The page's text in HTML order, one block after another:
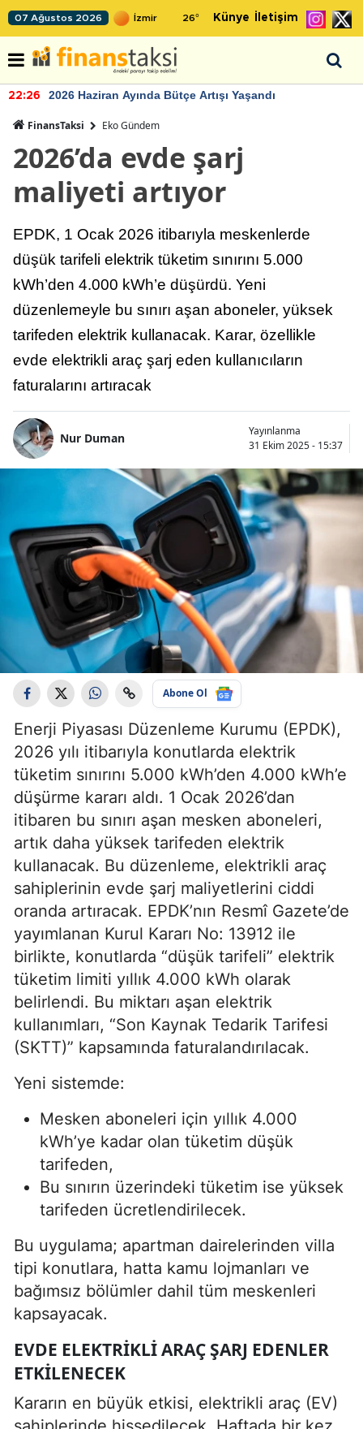
07 Ağustos 2026 26° Künye İletişim
22:26 2026 Haziran Ayında Bütçe Artışı Yaşandı
FinansTaksi Eko Gündem
2026’da evde şarj
maliyeti artıyor
EPDK, 1 Ocak 2026 itibarıyla meskenlerde
düşük tarifeli elektrik tüketim sınırını 5.000
kWh’den 4.000 kWh’e düşürdü. Yeni
düzenlemeyle bu sınırı aşan aboneler, yüksek
tarifeden elektrik kullanacak. Karar, özellikle
evde elektrikli araç şarj eden kullanıcıların
faturalarını artıracak
Nur Duman
Yayınlanma
31 Ekim 2025 - 15:37
Abone Ol
Enerji Piyasası Düzenleme Kurumu (EPDK),
2026 yılı itibarıyla konutlarda elektrik
tüketim sınırını 5.000 kWh’den 4.000 kWh’e
düşürme kararı aldı. 1 Ocak 2026’dan
itibaren bu sınırı aşan mesken aboneleri,
artık daha yüksek tarifeden elektrik
kullanacak. Bu düzenleme, elektrikli araç
sahiplerinin evde şarj maliyetlerini ciddi
oranda artıracak. EPDK’nın Resmî Gazete’de
yayımlanan Kurul Kararı No: 13912 ile
birlikte, konutlarda “düşük tarifeli” elektrik
tüketim limiti yıllık 4.000 kWh olarak
belirlendi. Bu miktarı aşan elektrik
kullanımları, “Son Kaynak Tedarik Tarifesi
(SKTT)” kapsamında faturalandırılacak.
Yeni sistemde:
Mesken aboneleri için yıllık 4.000
kWh’ye kadar olan tüketim düşük
tarifeden,
Bu sınırın üzerindeki tüketim ise yüksek
tarifeden ücretlendirilecek.
Bu uygulama; apartman dairelerinden villa
tipi konutlara, hatta kamu lojmanları ve
bağımsız bölümler dahil tüm meskenleri
kapsayacak.
EVDE ELEKTRIKLI ARAÇ ŞARJ EDENLER
ETKILENECEK
Kararın en büyük etkisi, elektrikli araç (EV)